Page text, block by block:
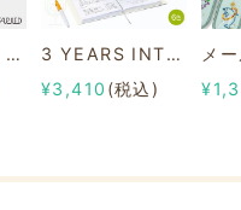
FAPIEDファミリーソックスセット 総柄
3 YEARS INTERVIEW DIARY
¥3,410 (税込)